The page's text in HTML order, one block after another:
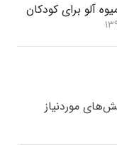
آلو برای کودکان
موردنیاز